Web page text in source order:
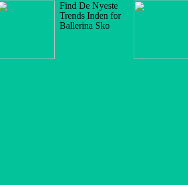
Find De Nyeste
Trends Inden for
Ballerina Sko